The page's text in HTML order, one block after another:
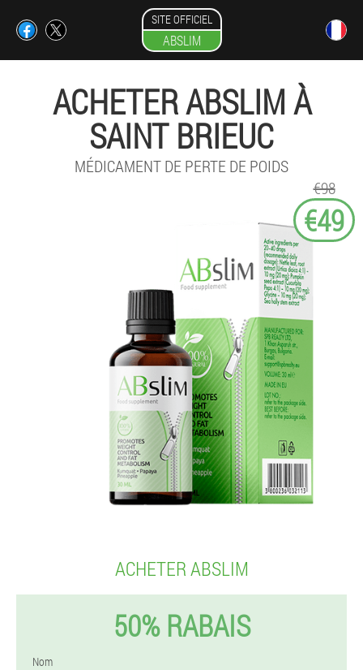
SITE OFFICIEL
ABSLIM
ACHETER ABSLIM À
SAINT BRIEUC
MÉDICAMENT DE PERTE DE POIDS
€98
€49
ACHETER ABSLIM
50% RABAIS
Nom